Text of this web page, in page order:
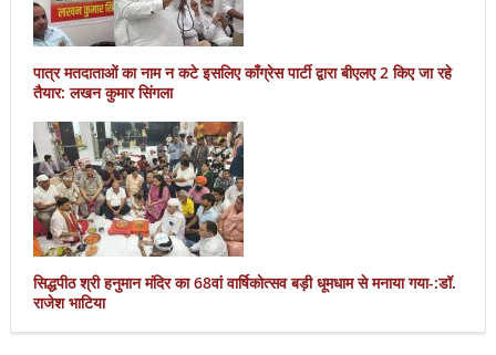
पात्र मतदाताओं का नाम न कटे इसलिए काँग्रेस पार्टी द्वारा बीएलए 2 किए जा रहे
तैयार: लखन कुमार सिंगला
सिद्धपीठ श्री हनुमान मंदिर का 68वां वार्षिकोत्सव बड़ी धूमधाम से मनाया गया-:डॉ.
राजेश भाटिया